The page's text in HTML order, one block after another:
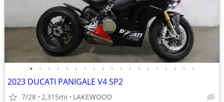
• • • • • • • • • • • • • • • • • • •
2023 DUCATI PANIGALE V4 SP2
7/28 2,315mi LAKEWOOD